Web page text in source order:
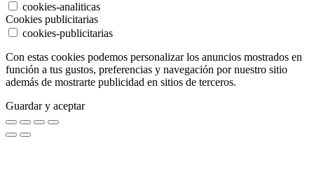
cookies-analiticas
Cookies publicitarias
cookies-publicitarias
Con estas cookies podemos personalizar los anuncios mostrados en
función a tus gustos, preferencias y navegación por nuestro sitio
además de mostrarte publicidad en sitios de terceros.
Guardar y aceptar